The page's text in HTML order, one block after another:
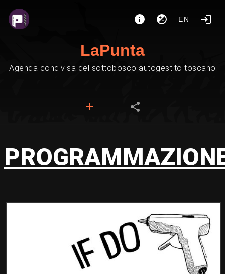
EN
LaPunta
Agenda condivisa del sottobosco autogestito toscano